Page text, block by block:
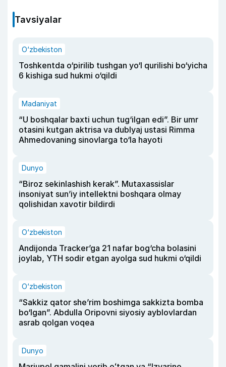
Tavsiyalar
O‘zbekiston
Toshkentda o‘pirilib tushgan yo‘l qurilishi bo‘yicha
6 kishiga sud hukmi o‘qildi
Madaniyat
“U boshqalar baxti uchun tug‘ilgan edi”. Bir umr
otasini kutgan aktrisa va dublyaj ustasi Rimma
Ahmedovaning sinovlarga to‘la hayoti
Dunyo
“Biroz sekinlashish kerak”. Mutaxassislar
insoniyat sun’iy intellektni boshqara olmay
qolishidan xavotir bildirdi
O‘zbekiston
Andijonda Tracker’ga 21 nafar bog‘cha bolasini
joylab, YTH sodir etgan ayolga sud hukmi o‘qildi
O‘zbekiston
“Sakkiz qator she’rim boshimga sakkizta bomba
bo‘lgan”. Abdulla Oripovni siyosiy ayblovlardan
asrab qolgan voqea
Dunyo